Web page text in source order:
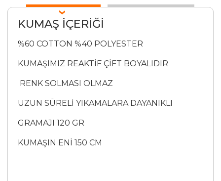
KUMAŞ İÇERİĞİ
%60 COTTON %40 POLYESTER
KUMAŞIMIZ REAKTİF ÇİFT BOYALIDIR
RENK SOLMASI OLMAZ
UZUN SÜRELİ YIKAMALARA DAYANIKLI
GRAMAJI 120 GR
KUMAŞIN ENİ 150 CM